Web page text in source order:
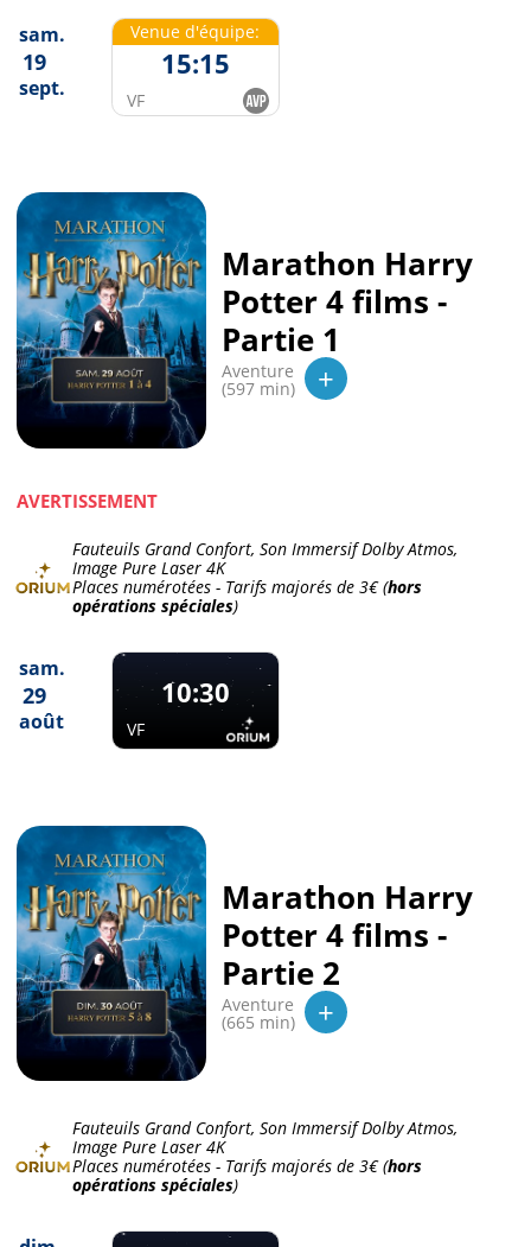
sam.
19
sept.
Venue d'équipe:
15:15
VF
Marathon Harry
Potter 4 films -
Partie 1
Aventure
(597 min) +
AVERTISSEMENT
Fauteuils Grand Confort, Son Immersif Dolby Atmos,
Image Pure Laser 4K
Places numérotées - Tarifs majorés de 3€(hors
opérations spéciales)
sam.
29
août
10:30
VF
Marathon Harry
Potter 4 films -
Partie 2
Aventure
(665 min) +
Fauteuils Grand Confort, Son Immersif Dolby Atmos,
Image Pure Laser 4K
Places numérotées - Tarifs majorés de 3€(hors
opérations spéciales)